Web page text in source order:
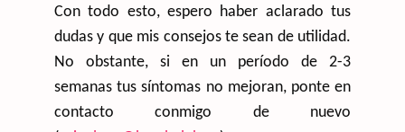
Con todo esto, espero haber aclarado tus
dudas y que mis consejos te sean de utilidad.
No obstante, si en un período de 2-3
semanas tus síntomas no mejoran, ponte en
contacto conmigo de nuevo